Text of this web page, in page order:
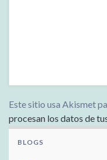
Este sitio usa Akismet
procesan los datos de
BLOGS